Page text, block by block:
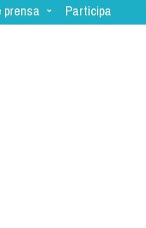
prensa Participa